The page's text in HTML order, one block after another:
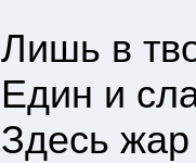
Лишь в
Един и
Здесь